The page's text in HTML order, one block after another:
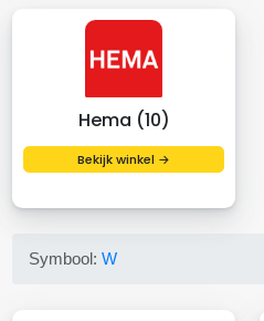
Hema (10)
Bekijk winkel →
Symbool:W